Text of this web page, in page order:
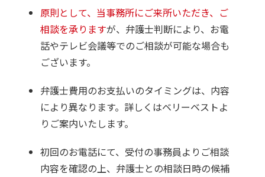
原則として、当事務所にご来所いただき、ご
相談を承りますが、弁護士判断により、お電
話やテレビ会議等でのご相談が可能な場合も
ございます。
弁護士費用のお支払いのタイミングは、内容
により異なります。詳しくはベリーベストよ
りご案内いたします。
初回のお電話にて、受付の事務員よりご相談
内容を確認の上、弁護士との相談日時の候補